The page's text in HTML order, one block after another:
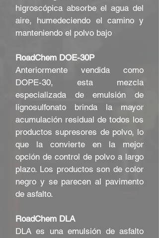
higroscópica absorbe el agua del
aire, humedeciendo el camino y
manteniendo el polvo bajo
RoadChem DOE-30P
Anteriormente vendida como
DOPE-30, esta mezcla
especializada de emulsión de
lignosulfonato brinda la mayor
acumulación residual de todos los
productos supresores de polvo, lo
que la convierte en la mejor
opción de control de polvo a largo
plazo. Los productos son de color
negro y se parecen al pavimento
de asfalto.
RoadChem DLA
DLA es una emulsión de asfalto